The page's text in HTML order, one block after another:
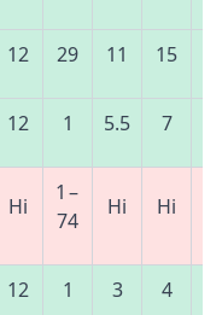
12 29 11 15
12 1 5.5 7
Ні
1 –
74
Ні Ні
12 1 3 4